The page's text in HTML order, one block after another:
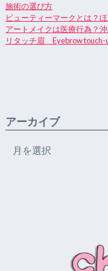
施術の選び方
ビューティーマークとは？
アートメイクは医療行為？
リタッチ眉 Eyebrow touch-
アーカイブ
ー